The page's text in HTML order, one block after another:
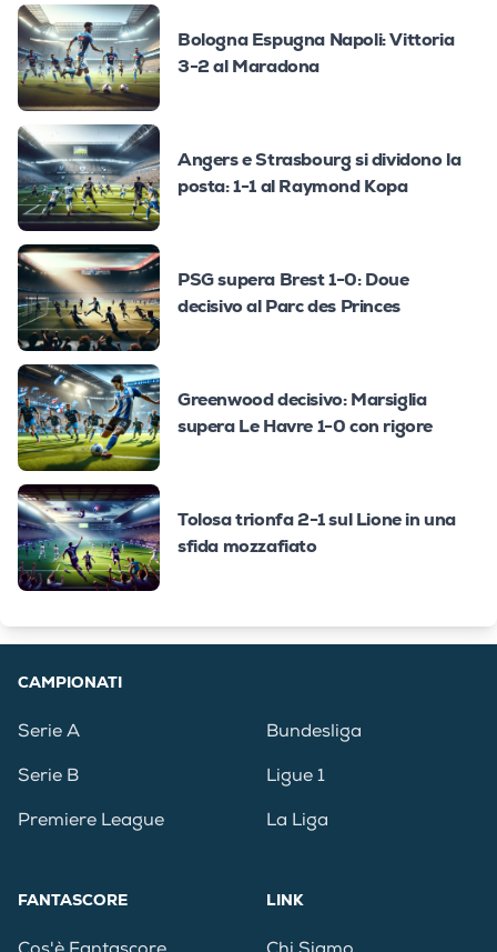
Bologna Espugna Napoli: Vittoria
3-2 al Maradona
Angers e Strasbourg si dividono la
posta: 1-1 al Raymond Kopa
PSG supera Brest 1-0: Doue
decisivo al Parc des Princes
Greenwood decisivo: Marsiglia
supera Le Havre 1-0 con rigore
Tolosa trionfa 2-1 sul Lione in una
sfida mozzafiato
CAMPIONATI
Serie A
Serie B
Premiere League
Bundesliga
Ligue 1
La Liga
FANTASCORE LINK